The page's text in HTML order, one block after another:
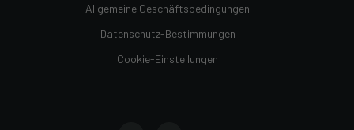
Allgemeine Geschäftsbedingungen
Datenschutz-Bestimmungen
Cookie-Einstellungen